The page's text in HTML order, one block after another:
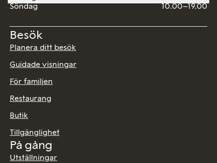
Söndag
10.00–19.00
Besök
Planera ditt besök
Guidade visningar
För familjen
Restaurang
Butik
Tillgänglighet
På gång
Utställningar